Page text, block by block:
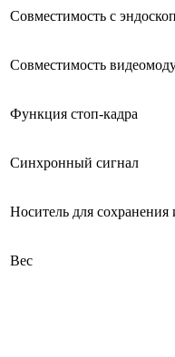
Совместимость с
Совместимость
Функция стоп-кадра
Синхронный сигнал
Носитель для сохранения
Вес